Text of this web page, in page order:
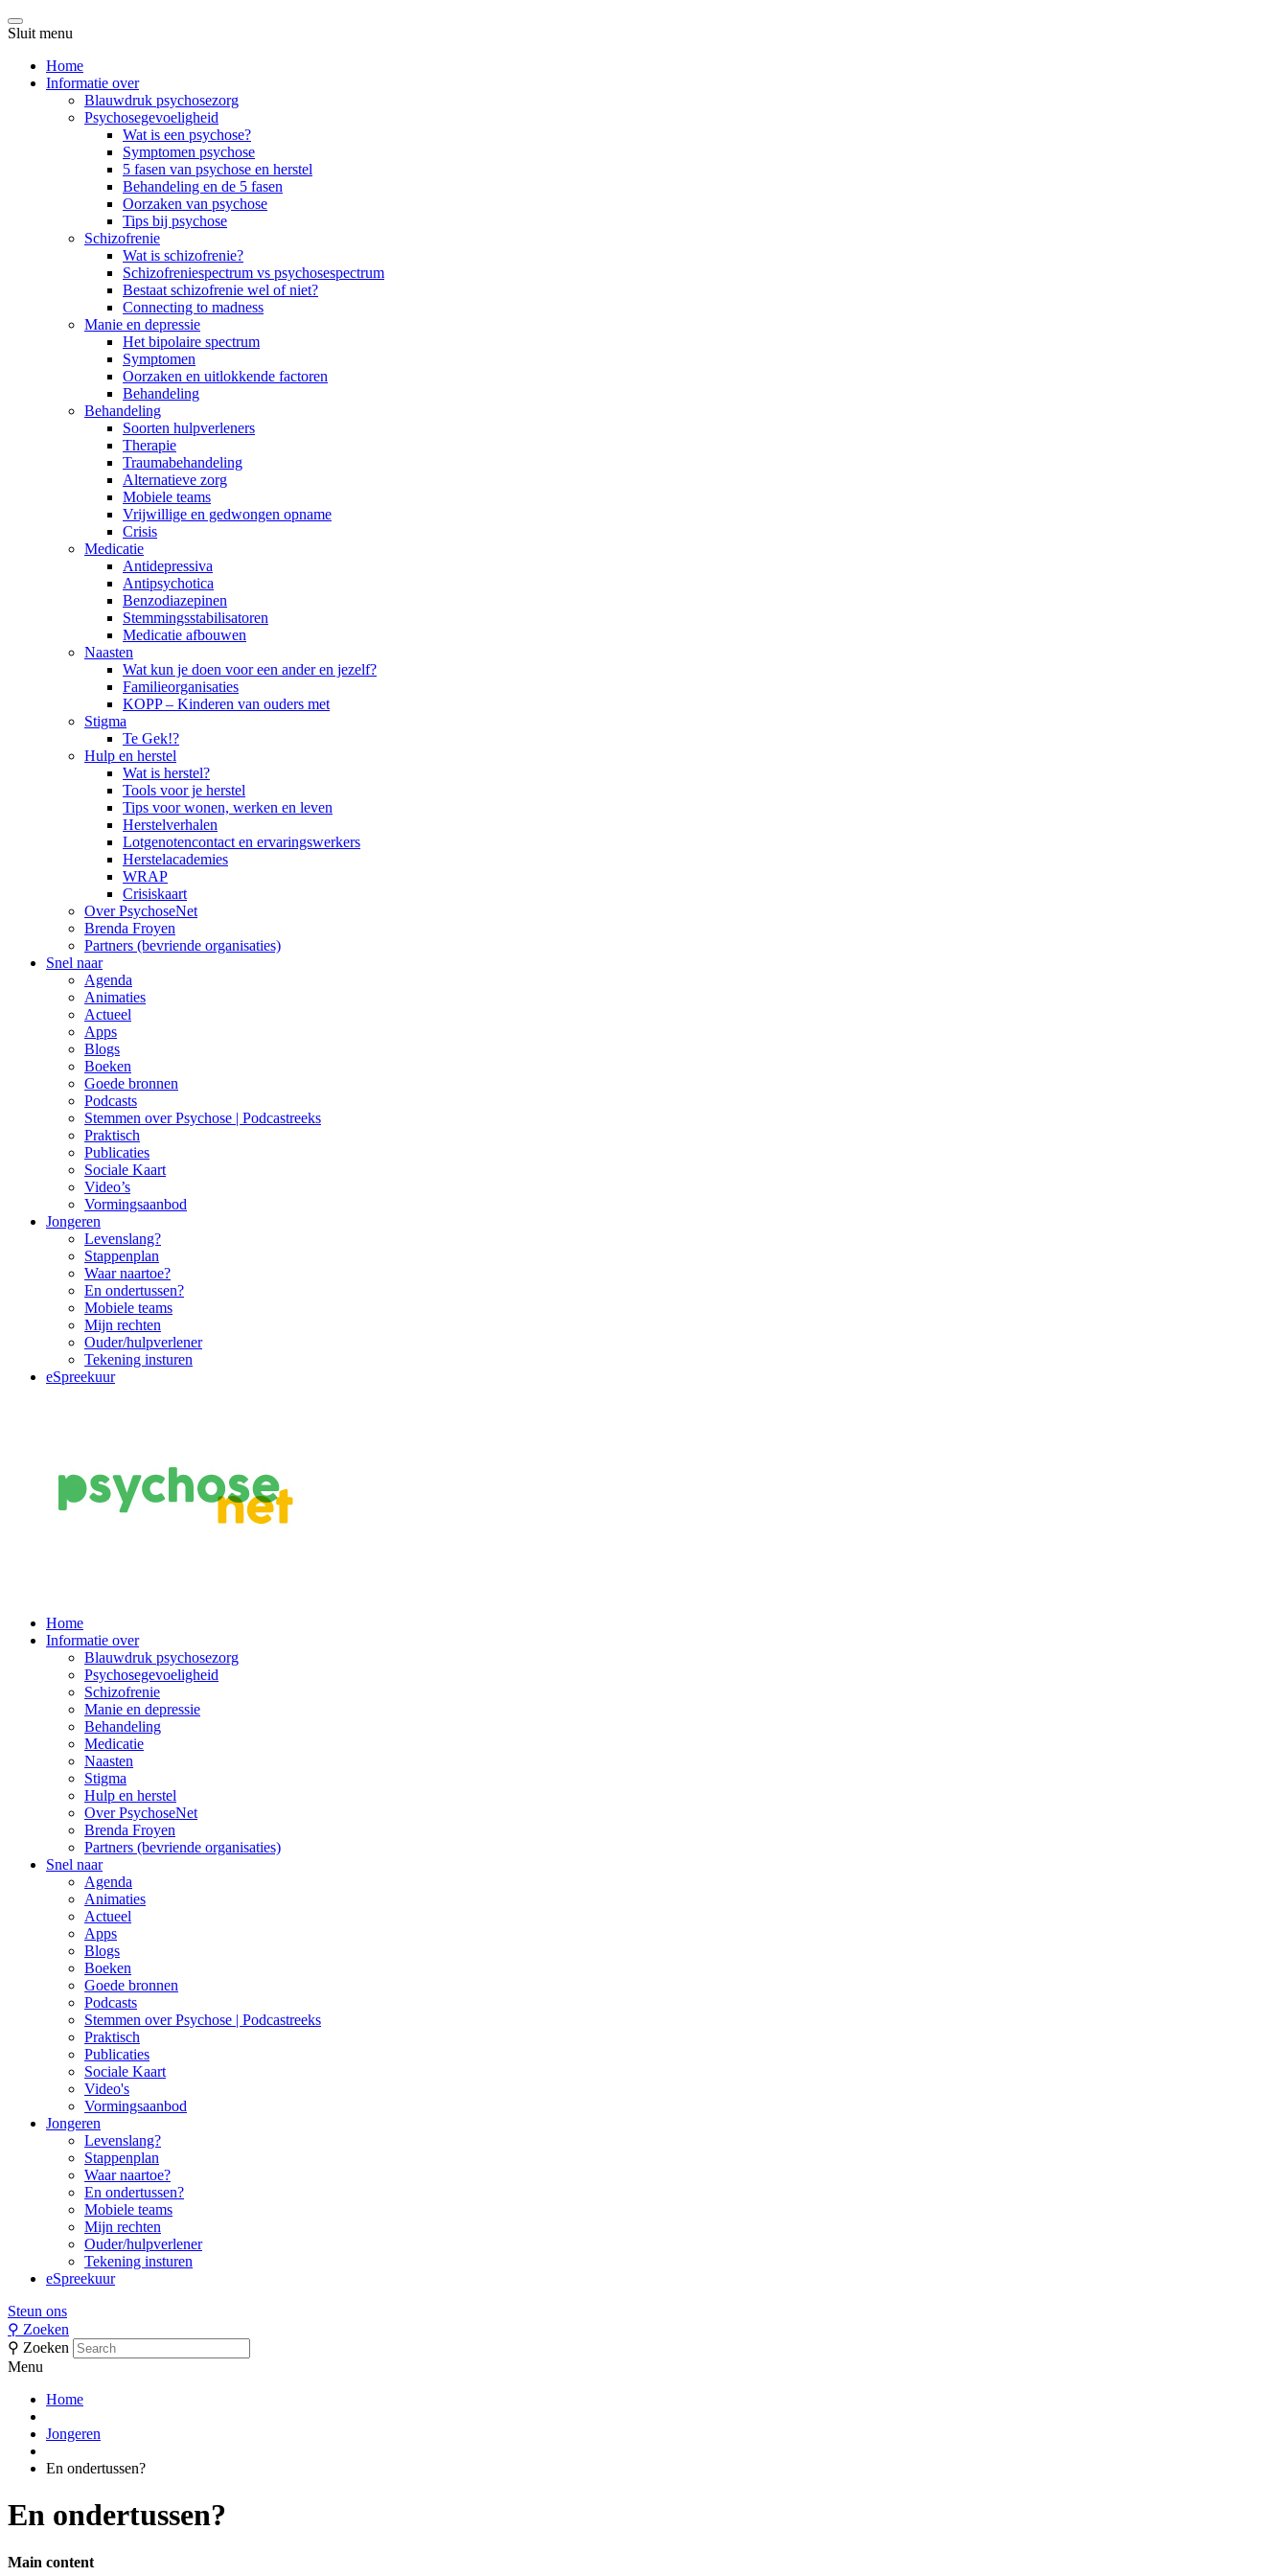
Sluit menu
Home
Informatie over
Blauwdruk psychosezorg
Psychosegevoeligheid
Wat is een psychose?
Symptomen psychose
5 fasen van psychose en herstel
Behandeling en de 5 fasen
Oorzaken van psychose
Tips bij psychose
Schizofrenie
Wat is schizofrenie?
Schizofreniespectrum vs psychosespectrum
Bestaat schizofrenie wel of niet?
Connecting to madness
Manie en depressie
Het bipolaire spectrum
Symptomen
Oorzaken en uitlokkende factoren
Behandeling
Behandeling
Soorten hulpverleners
Therapie
Traumabehandeling
Alternatieve zorg
Mobiele teams
Vrijwillige en gedwongen opname
Crisis
Medicatie
Antidepressiva
Antipsychotica
Benzodiazepinen
Stemmingsstabilisatoren
Medicatie afbouwen
Naasten
Wat kun je doen voor een ander en jezelf?
Familieorganisaties
KOPP – Kinderen van ouders met
Stigma
Te Gek!?
Hulp en herstel
Wat is herstel?
Tools voor je herstel
Tips voor wonen, werken en leven
Herstelverhalen
Lotgenotencontact en ervaringswerkers
Herstelacademies
WRAP
Crisiskaart
Over PsychoseNet
Brenda Froyen
Partners (bevriende organisaties)
Snel naar
Agenda
Animaties
Actueel
Apps
Blogs
Boeken
Goede bronnen
Podcasts
Stemmen over Psychose | Podcastreeks
Praktisch
Publicaties
Sociale Kaart
Video’s
Vormingsaanbod
Jongeren
Levenslang?
Stappenplan
Waar naartoe?
En ondertussen?
Mobiele teams
Mijn rechten
Ouder/hulpverlener
Tekening insturen
eSpreekuur
Main
Navigation
Home
Informatie over
Blauwdruk psychosezorg
Psychosegevoeligheid
Schizofrenie
Manie en depressie
Behandeling
Medicatie
Naasten
Stigma
Hulp en herstel
Over PsychoseNet
Brenda Froyen
Partners (bevriende organisaties)
Snel naar
Agenda
Animaties
Actueel
Apps
Blogs
Boeken
Goede bronnen
Podcasts
Stemmen over Psychose | Podcastreeks
Praktisch
Publicaties
Sociale Kaart
Video's
Vormingsaanbod
Jongeren
Levenslang?
Stappenplan
Waar naartoe?
En ondertussen?
Mobiele teams
Mijn rechten
Ouder/hulpverlener
Tekening insturen
eSpreekuur
Steun ons
⚲ Zoeken
⚲ Zoeken
Menu
Home
Jongeren
En ondertussen?
En ondertussen?
Main content